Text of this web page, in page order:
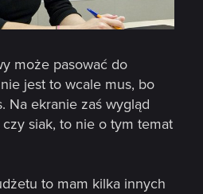
może pasować do
jest to wcale mus, bo
Na ekranie zaś wygląd
siak, to nie o tym temat
to mam kilka innych